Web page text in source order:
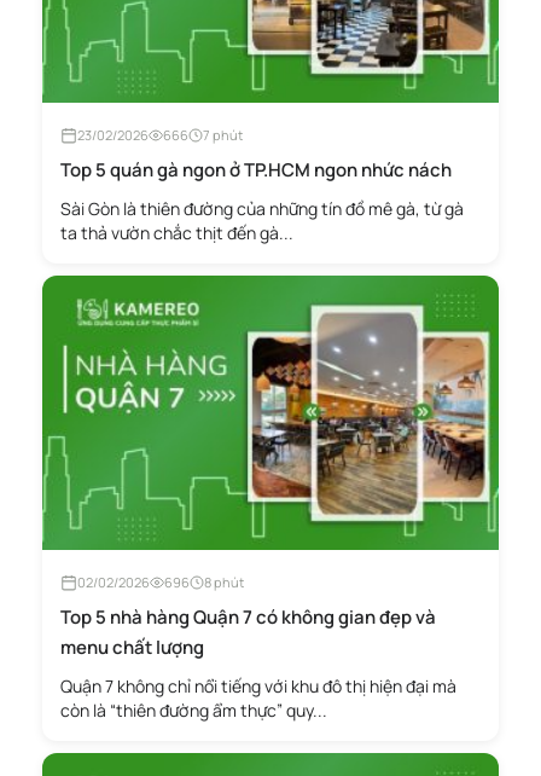
23/02/2026 666 7 phút
Top 5 quán gà ngon ở TP.HCM ngon nhức nách
Sài Gòn là thiên đường của những tín đồ mê gà, từ gà
ta thả vườn chắc thịt đến gà...
02/02/2026 696 8 phút
Top 5 nhà hàng Quận 7 có không gian đẹp và
menu chất lượng
Quận 7 không chỉ nổi tiếng với khu đô thị hiện đại mà
còn là “thiên đường ẩm thực” quy...